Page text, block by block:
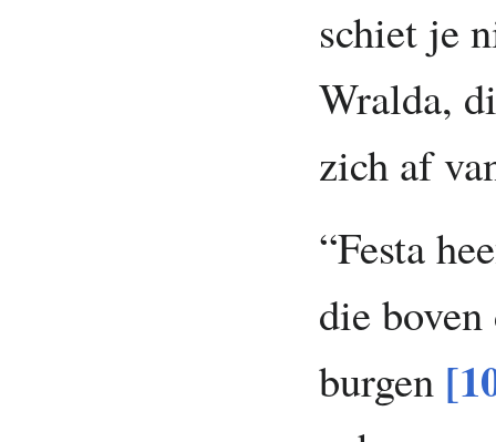
schiet je
Wralda,
zich af
“Festa
die
burgen